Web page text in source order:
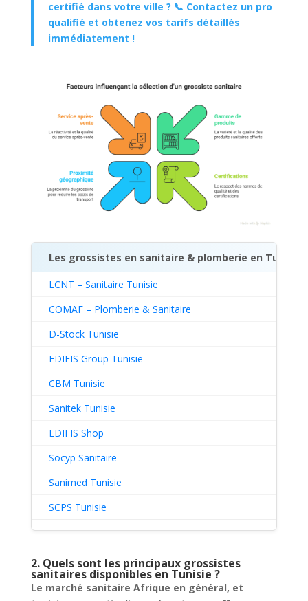
certifié dans votre ville ? 📞 Contactez un pro
qualifié et obtenez vos tarifs détaillés
immédiatement !
Les grossistes en sanitaire & plomberie en Tunisie
LCNT – Sanitaire Tunisie
COMAF – Plomberie & Sanitaire
D-Stock Tunisie
EDIFIS Group Tunisie
CBM Tunisie
Sanitek Tunisie
EDIFIS Shop
Socyp Sanitaire
Sanimed Tunisie
SCPS Tunisie
2. Quels sont les principaux grossistes
sanitaires disponibles en Tunisie ?
Le marché sanitaire Afrique en général, et